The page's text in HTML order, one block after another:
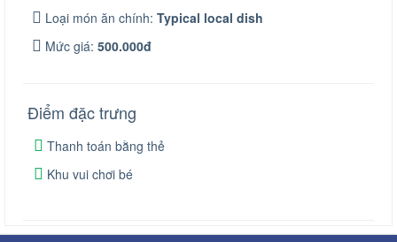
Loại món ăn chính: Typical local dish
Mức giá: 500.000đ
Điểm đặc trưng
Thanh toán bằng thẻ
Khu vui chơi bé